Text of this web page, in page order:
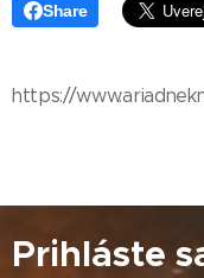
Share
https://
Prihláste